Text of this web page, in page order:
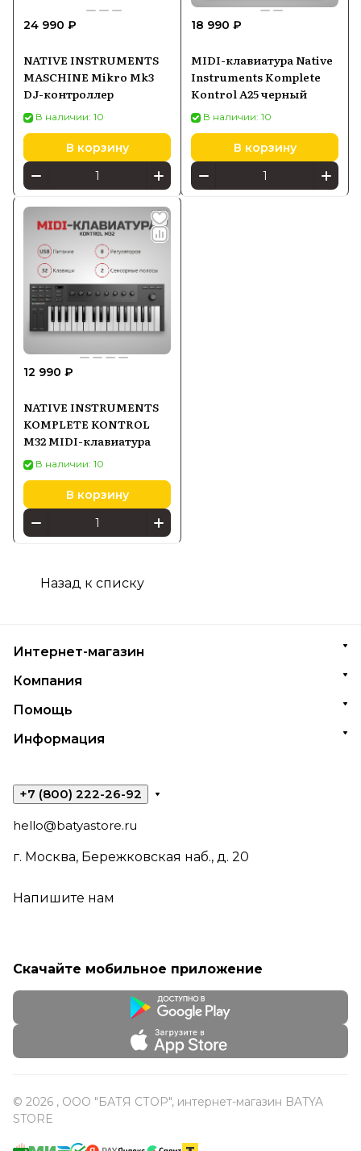
24 990 ₽
NATIVE INSTRUMENTS
MASCHINE Mikro Mk3
DJ-контроллер
В наличии: 10
В корзину
18 990 ₽
MIDI-клавиатура Native
Instruments Komplete
Kontrol A25 черный
В наличии: 10
В корзину
12 990 ₽
NATIVE INSTRUMENTS
KOMPLETE KONTROL
M32 MIDI-клавиатура
В наличии: 10
В корзину
Назад к списку
Интернет-магазин
Компания
Помощь
Информация
+7 (800) 222-26-92
hello@batyastore.ru
г. Москва, Бережковская наб., д. 20
Напишите нам
Скачайте мобильное приложение
© 2026 , ООО "БАТЯ СТОР", интернет-магазин BATYA
STORE